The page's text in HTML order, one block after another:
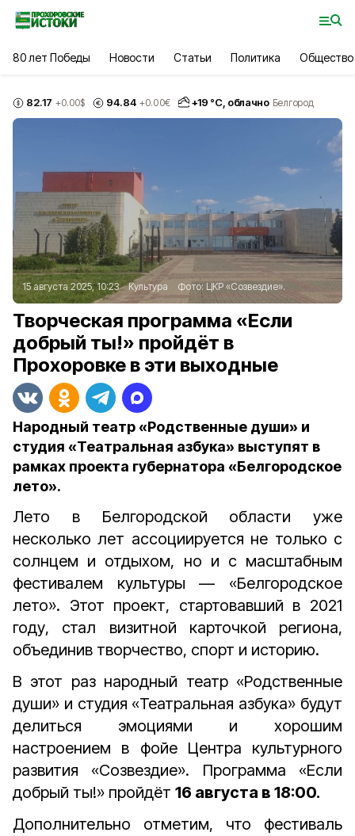
80 лет Победы Новости Статьи Политика Общество
82.17 +0.00$ 94.84 +0.00€ +19 °С, облачно Белгород
15 августа 2025, 10:23 Культура Фото: ЦКР «Созвездие».
Творческая программа «Если
добрый ты!» пройдёт в
Прохоровке в эти выходные
Народный театр «Родственные души» и
студия «Театральная азбука» выступят в
рамках проекта губернатора «Белгородское
лето».
Лето в Белгородской области уже
несколько лет ассоциируется не только с
солнцем и отдыхом, но и с масштабным
фестивалем культуры — «Белгородское
лето». Этот проект, стартовавший в 2021
году, стал визитной карточкой региона,
объединив творчество, спорт и историю.
В этот раз народный театр «Родственные
души» и студия «Театральная азбука» будут
делиться эмоциями и хорошим
настроением в фойе Центра культурного
развития «Созвездие». Программа «Если
добрый ты!» пройдёт 16 августа в 18:00.
Дополнительно отметим, что фестиваль